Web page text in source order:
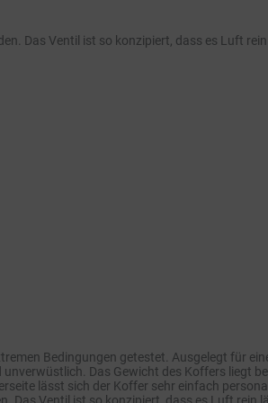
Das Ventil ist so konzipiert, dass es Luft rein
Bedingungen getestet. Ausgelegt für
Das Gewicht des Koffers liegt
lässt sich der Koffer sehr einfach